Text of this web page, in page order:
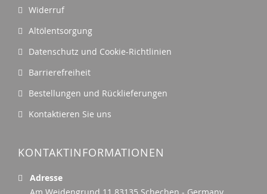
Widerruf
Altölentsorgung
Datenschutz und Cookie-Richtlinien
Barrierefreiheit
Bestellungen und Rücklieferungen
Kontaktieren Sie uns
KONTAKTINFORMATIONEN
Adresse